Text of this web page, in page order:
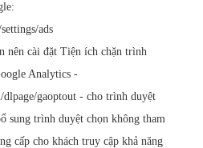
ads
nên cài đặt Tiện ích chặn trình
Analytics -
gaoptout - cho trình duyệt
sung trình duyệt chọn không tham
cấp cho khách truy cập khả năng